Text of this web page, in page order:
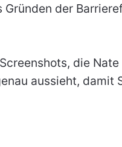
Gründen der
die Nate
aussieht, damit